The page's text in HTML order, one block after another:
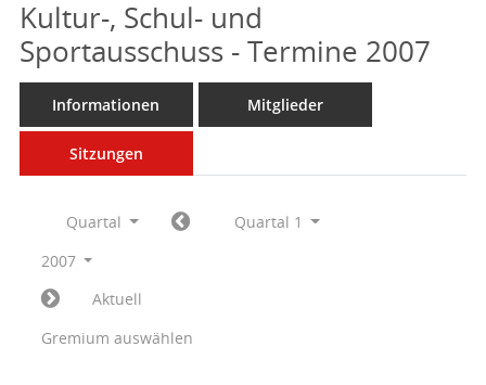
Kultur-, Schul- und
Sportausschuss - Termine 2007
Informationen Mitglieder
Sitzungen
Quartal
Quartal 1
2007
Aktuell
Gremium auswählen